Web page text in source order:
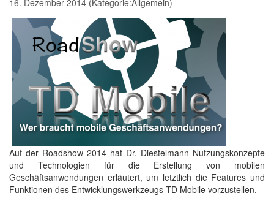
16. Dezember 2014 (Kategorie:Allgemein)
Auf der Roadshow 2014 hat Dr. Diestelmann Nutzungskonzepte
und Technologien für die Erstellung von mobilen
Geschäftsanwendungen erläutert, um letztlich die Features und
Funktionen des Entwicklungswerkzeugs TD Mobile vorzustellen.